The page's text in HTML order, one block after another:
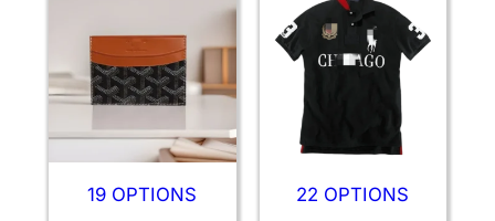
19 OPTIONS 22 OPTIONS